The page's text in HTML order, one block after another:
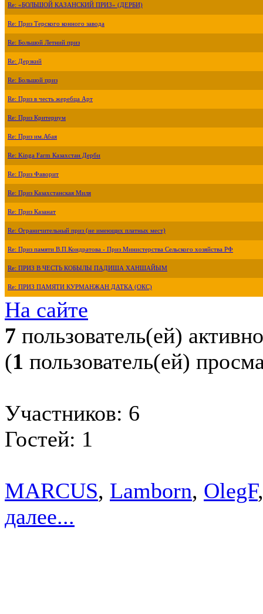
Re: «БОЛЬШОЙ КАЗАНСКИЙ ПРИЗ» (ДЕРБИ)
Re: Приз Терского конного завода
Re: Большой Летний приз
Re: Дерзкий
Re: Большой приз
Re: Приз в честь жеребца Арт
Re: Приз Критериум
Re: Приз им.Абая
Re: Kinga Farm Казахстан Дерби
Re: Приз Фаворит
Re: Приз Казахстанская Миля
Re: Приз Казанат
Re: Ограничительный приз (не имеющих платных мест)
Re: Приз памяти В.П.Кондратова - Приз Министерства Сельского хозяйства РФ
Re: ПРИЗ В ЧЕСТЬ КОБЫЛЫ ПАДИША ХАНШАЙЫМ
Re: ПРИЗ ПАМЯТИ КУРМАНЖАН ДАТКА (ОКС)
На сайте
7 пользователь(ей) активно
(1 пользователь(ей)
Участников: 6
Гостей: 1
MARCUS, Lamborn, OlegF
далее...